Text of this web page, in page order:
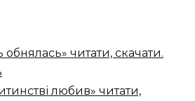
читати, скачати.
любив» читати,